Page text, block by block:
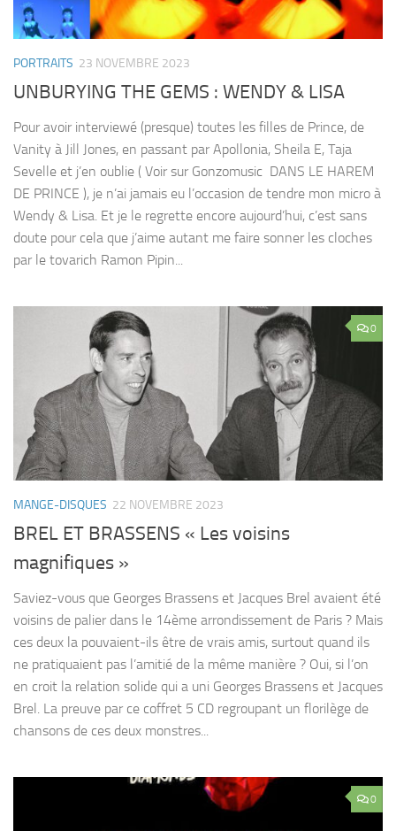
PORTRAITS 23 NOVEMBRE 2023
UNBURYING THE GEMS : WENDY & LISA
Pour avoir interviewé (presque) toutes les filles de Prince, de
Vanity à Jill Jones, en passant par Apollonia, Sheila E, Taja
Sevelle et j’en oublie ( Voir sur Gonzomusic DANS LE HAREM
DE PRINCE ), je n’ai jamais eu l’occasion de tendre mon micro à
Wendy & Lisa. Et je le regrette encore aujourd’hui, c’est sans
doute pour cela que j’aime autant me faire sonner les cloches
par le tovarich Ramon Pipin...
0
MANGE-DISQUES 22 NOVEMBRE 2023
BREL ET BRASSENS « Les voisins
magnifiques »
Saviez-vous que Georges Brassens et Jacques Brel avaient été
voisins de palier dans le 14ème arrondissement de Paris ? Mais
ces deux la pouvaient-ils être de vrais amis, surtout quand ils
ne pratiquaient pas l’amitié de la même manière ? Oui, si l’on
en croit la relation solide qui a uni Georges Brassens et Jacques
Brel. La preuve par ce coffret 5 CD regroupant un florilège de
chansons de ces deux monstres...
0